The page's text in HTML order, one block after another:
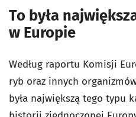
To była
w Europie
Według raportu Komisji
ryb oraz innych
była największą tego typu